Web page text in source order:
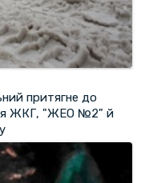
притягне до
ЖКГ, "ЖЕО №2" й